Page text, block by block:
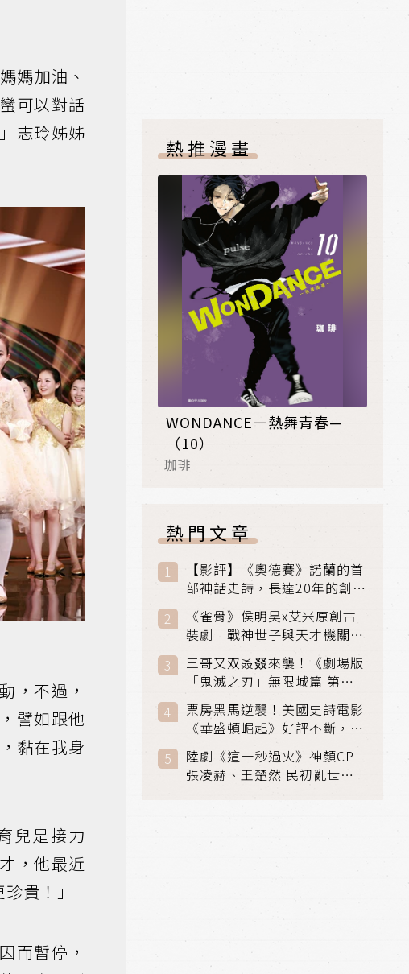
媽加油、
可以對話
志玲姊姊
，不過，
譬如跟他
黏在我身
兒是接力
，他最近
貴！」
而暫停，
熱推漫畫
WONDANCE—熱舞青春—
（10）
珈琲
熱門文章
【影評】《奧德賽》諾蘭的首
部神話史詩，長達20年的創傷
與贖罪之旅
《雀骨》侯明昊x艾米原創古
裝劇 戰神世子與天才機關師
聯手攻克身世之謎
三哥又双叒叕來襲！《劇場版
「鬼滅之刃」無限城篇 第一
章》 七月首登串流平台
票房黑馬逆襲！美國史詩電影
《華盛頓崛起》好評不斷，輾
壓《玩具總動員5》、《超少
女》
陸劇《這一秒過火》神顏CP
張凌赫、王楚然 民初亂世、